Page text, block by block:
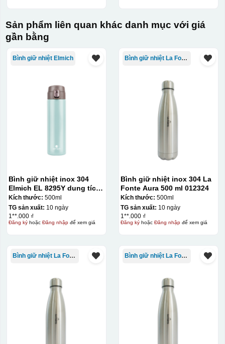
Thợ đang căn chỉnh dán decal lên bát cơm
Sản phẩm liên quan khác danh mục với giá
gần bằng
Bình giữ nhiệt Elmich
Bình giữ nhiệt inox 304
Elmich EL 8295Y dung tích
500ml
Kích thước: 500ml
TG sản xuất: 10 ngày
1**.000 ₫
Đăng kýhoặc Đăng nhậpđể xem giá
Bình giữ nhiệt La Fonte
Bình giữ nhiệt inox 304 La
Fonte Aura 500 ml 012324
Kích thước: 500ml
TG sản xuất: 10 ngày
1**.000 ₫
Đăng kýhoặc Đăng nhậpđể xem giá
Bình giữ nhiệt La Fonte Bình giữ nhiệt La Fonte